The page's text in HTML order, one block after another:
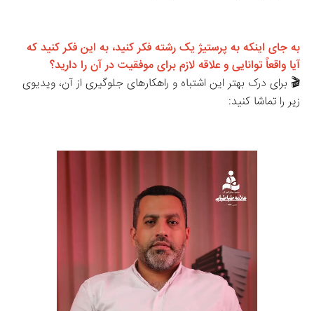
به جای اینکه به پرستیژ یک رشته فکر کنید، به این فکر کنید که
آیا واقعاً توانایی و علاقه لازم برای موفقیت در آن را دارید؟
🎬 برای درک بهتر این اشتباه و راهکارهای جلوگیری از آن، ویدیوی
زیر را تماشا کنید: